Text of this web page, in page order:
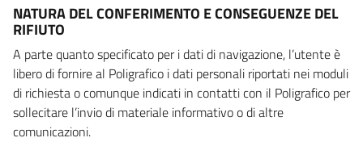
NATURA DEL CONFERIMENTO E CONSEGUENZE DEL
RIFIUTO
A parte quanto specificato per i dati di navigazione, l’utente è
libero di fornire al Poligrafico i dati personali riportati nei moduli
di richiesta o comunque indicati in contatti con il Poligrafico per
sollecitare l’invio di materiale informativo o di altre
comunicazioni.